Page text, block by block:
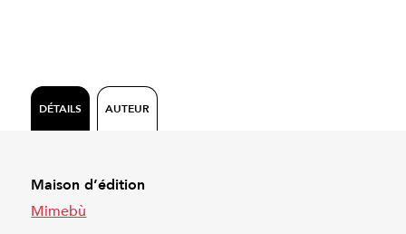
DÉTAILS AUTEUR
Maison d’édition
Mimebù